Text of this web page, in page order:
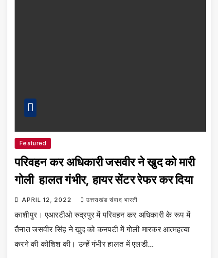
Featured
परिवहन कर अधिकारी जसवीर ने खुद को मारी
गोली हालत गंभीर, हायर सेंटर रेफर कर दिया
APRIL 12, 2022 उत्तराखंड संवाद भारती
काशीपुर। एआरटीओ रुद्रपुर में परिवहन कर अधिकारी के रूप में
तैनात जसवीर सिंह ने खुद को कनपटी में गोली मारकर आत्महत्या
करने की कोशिश की। उन्हें गंभीर हालत में एलडी…